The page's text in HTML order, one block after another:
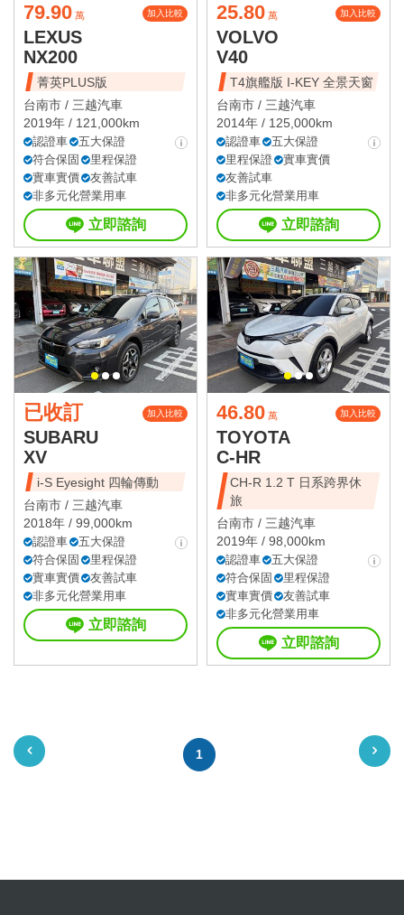
79.90 萬 加入比較
LEXUS
NX200
菁英PLUS版
台南市 / 三越汽車
2019年 / 121,000km
認證車
五大保證
符合保固
里程保證
實車實價
友善試車
非多元化營業用車
立即諮詢
25.80 萬 加入比較
VOLVO
V40
T4旗艦版 I-KEY 全景天窗
台南市 / 三越汽車
2014年 / 125,000km
認證車
五大保證
里程保證
實車實價
友善試車
非多元化營業用車
立即諮詢
已收訂 加入比較
SUBARU
XV
i-S Eyesight 四輪傳動
台南市 / 三越汽車
2018年 / 99,000km
認證車
五大保證
符合保固
里程保證
實車實價
友善試車
非多元化營業用車
立即諮詢
46.80 萬 加入比較
TOYOTA
C-HR
CH-R 1.2 T 日系跨界休
旅
台南市 / 三越汽車
2019年 / 98,000km
認證車
五大保證
符合保固
里程保證
實車實價
友善試車
非多元化營業用車
立即諮詢
1